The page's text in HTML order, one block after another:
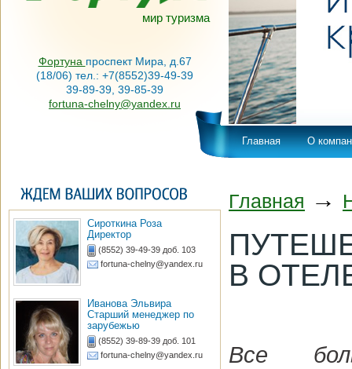
мир туризма
Фортуна проспект Мира, д.67
(18/06) тел.: +7(8552)39-49-39
39-89-39, 39-85-39
fortuna-chelny@yandex.ru
Главная О
Сироткина Роза
Директор
(8552) 39-49-39 доб. 103
fortuna-chelny@yandex.ru
Иванова Эльвира
Старший менеджер по
зарубежью
(8552) 39-89-39 доб. 101
fortuna-chelny@yandex.ru
Главная →
В
Все